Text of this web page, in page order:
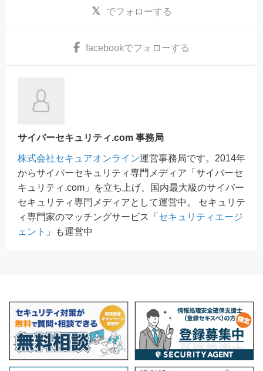
でフォローする
facebookでフォローする
サイバーセキュリティ.com 事務局
株式会社セキュアオンライン運営事務局です。2014年
からサイバーセキュリティ専門メディア「サイバーセ
キュリティ.com」を立ち上げ、国内最大級のサイバー
セキュリティ専門メディアとして運営中。 セキュリテ
ィ専門家のマッチングサービス「 セキュリティエージ
ェント 」も運営中